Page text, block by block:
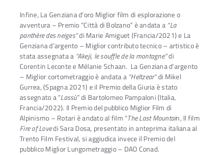
Infine, La Genziana d’oro Miglior film di esplorazione o
avventura – Premio “Città di Bolzano” è andata a “La
panthère des neiges”di Marie Amiguet (Francia/2021) e La
Genziana d’argento – Miglior contributo tecnico – artistico è
stata assegnata a “Akeji, le souffle de la montagne”di
Corentin Leconte e Mélanie Schaan. La Genziana d’argento
– Miglior cortometraggio è andata a “Heltzear”di Mikel
Gurrea, (Spagna 2021) e il Premio della Giuria è stato
assegnato a “Lassù” di Bartolomeo Pampaloni (Italia,
Francia/2022). Il Premio del pubblico Miglior Film di
Alpinismo – Rotari è andato al film “The Last Mountain, Il film
Fire of Lovedi Sara Dosa, presentato in anteprima italiana al
Trento Film Festival, si aggiudica invece il Premio del
pubblico Miglior Lungometraggio – DAO Conad.